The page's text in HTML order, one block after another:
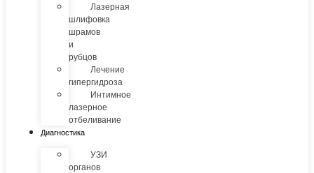
Лазерная
шлифовка
шрамов
и
рубцов
Лечение
гипергидроза
Интимное
лазерное
отбеливание
Диагностика
УЗИ
органов